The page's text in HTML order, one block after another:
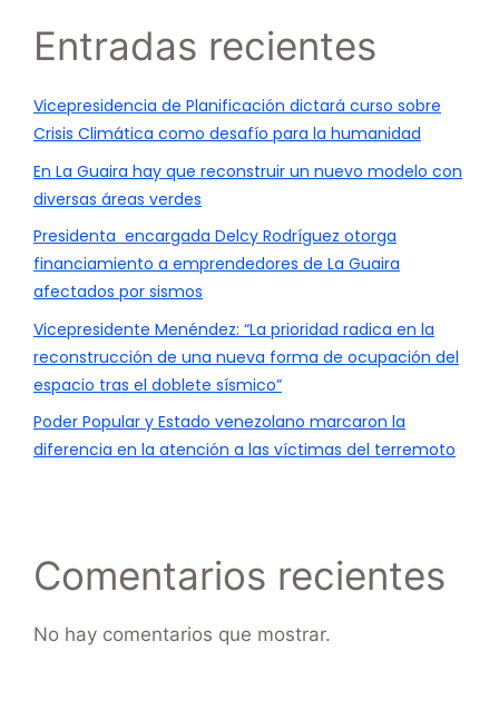
Entradas recientes
Vicepresidencia de Planificación dictará curso sobre
Crisis Climática como desafío para la humanidad
En La Guaira hay que reconstruir un nuevo modelo con
diversas áreas verdes
Presidenta encargada Delcy Rodríguez otorga
financiamiento a emprendedores de La Guaira
afectados por sismos
Vicepresidente Menéndez: “La prioridad radica en la
reconstrucción de una nueva forma de ocupación del
espacio tras el doblete sísmico”
Poder Popular y Estado venezolano marcaron la
diferencia en la atención a las víctimas del terremoto
Comentarios recientes
No hay comentarios que mostrar.